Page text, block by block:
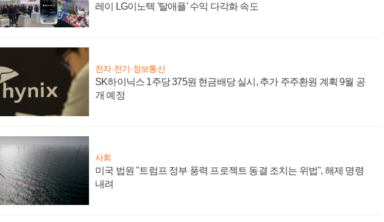
레이 LG이노텍 '탈애플' 수익 다각화 속도
전자·전기·정보통신
SK하이닉스 1주당 375원 현금배당 실시, 추가 주주환원 계획 9월 공
개 예정
사회
미국 법원 "트럼프 정부 풍력 프로젝트 동결 조치는 위법", 해제 명령
내려